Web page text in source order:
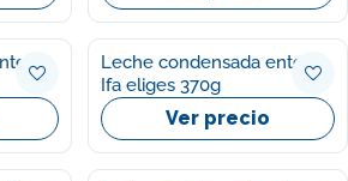
Leche condensada entera
Ifa eliges 370g
Ver precio